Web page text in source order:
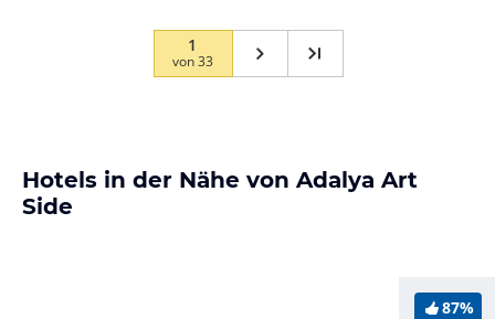
1
von33
Hotels in der Nähe von Adalya Art
Side
87%